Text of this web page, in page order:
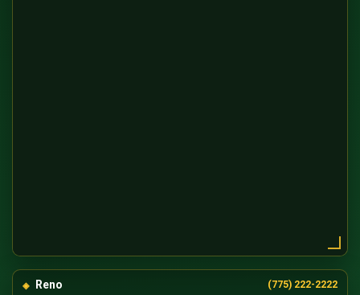
Reno (775) 222-2222